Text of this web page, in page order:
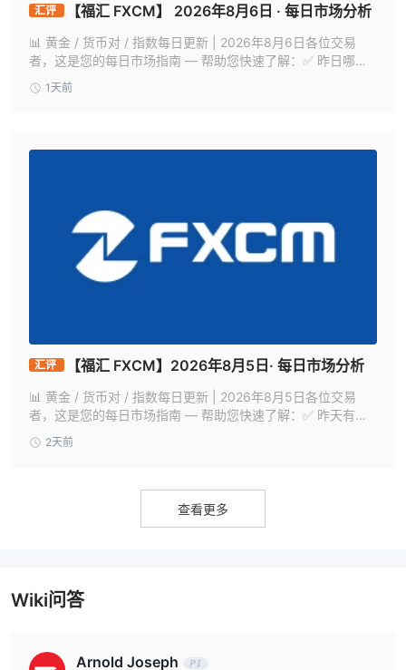
汇评 【福汇 FXCM】 2026年8月6日 · 每日市场分析
📊 黄金 / 货币对 / 指数每日更新 | 2026年8月6日各位交易
者，这是您的每日市场指南 — 帮助您快速了解：✅ 昨日哪些
产品出现变动✅ 今日需关注哪些关键水平✅ 哪些数据和新闻可
能引发波动✅ 潜在交易机会可能出现在何处今日关注焦点包
指（HKG33）、日经225
1天前
汇评 【福汇 FXCM】2026年8月5日· 每日市场分析
📊 黄金 / 货币对 / 指数每日更新 | 2026年8月5日各位交易
者，这是您的每日市场指南 — 帮助您快速了解：✅ 昨天有哪
些产品发生了变动✅ 今天需要关注哪些关键关口✅ 哪些数据和
头条新闻可能会引发波动✅ 潜在的交易机会可能会出现在哪里
URUSD)、道琼斯指数 (US30)、纳斯达克100指数 (NAS10
2天前
查看更多
Wiki问答
Arnold Joseph